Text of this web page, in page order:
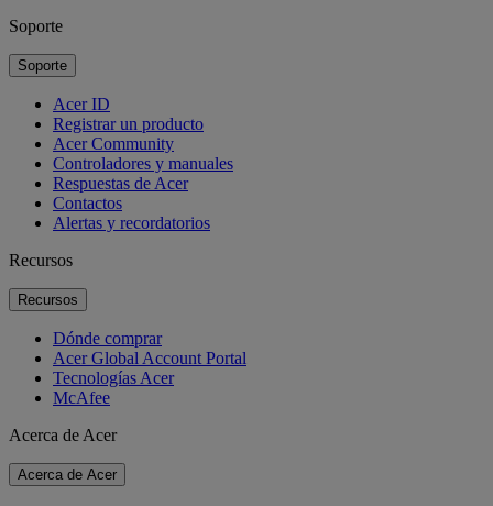
Soporte
Soporte
Acer ID
Registrar un producto
Acer Community
Controladores y manuales
Respuestas de Acer
Contactos
Alertas y recordatorios
Recursos
Recursos
Dónde comprar
Acer Global Account Portal
Tecnologías Acer
McAfee
Acerca de Acer
Acerca de Acer